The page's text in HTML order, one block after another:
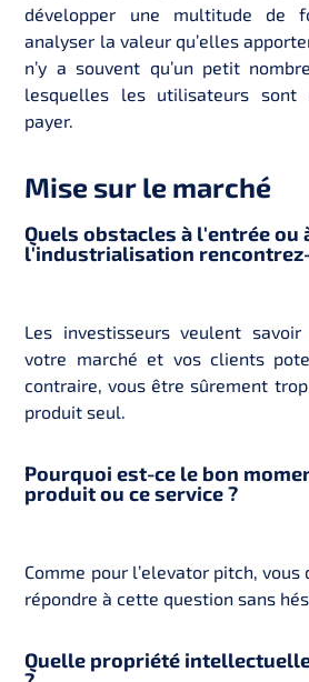
développer une multitude de
analyser la valeur qu’elles
n’y a souvent qu’un petit
lesquelles les utilisateurs sont
payer.
Mise sur le marché
Quels obstacles à l'entrée ou
l'industrialisation
Les investisseurs veulent
votre marché et vos clients
contraire, vous être sûrement
produit seul.
Pourquoi est-ce le bon
produit ou ce service ?
Comme pour l’elevator pitch,
répondre à cette question sans
Quelle propriété